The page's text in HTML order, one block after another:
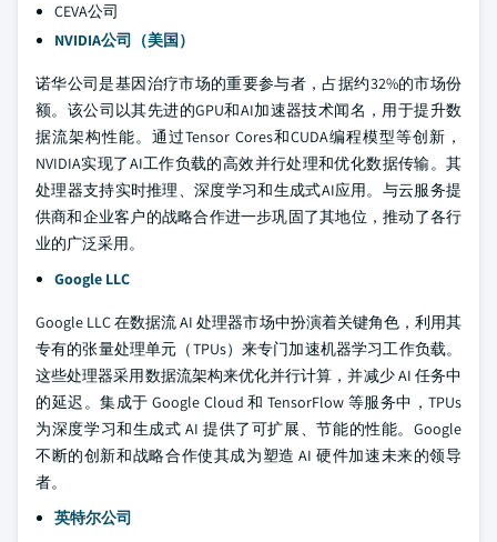
CEVA公司
NVIDIA公司（美国）
诺华公司是基因治疗市场的重要参与者，占据约32%的市场份
额。该公司以其先进的GPU和AI加速器技术闻名，用于提升数
据流架构性能。通过Tensor Cores和CUDA编程模型等创新，
NVIDIA实现了AI工作负载的高效并行处理和优化数据传输。其
处理器支持实时推理、深度学习和生成式AI应用。与云服务提
供商和企业客户的战略合作进一步巩固了其地位，推动了各行
业的广泛采用。
Google LLC
Google LLC 在数据流 AI 处理器市场中扮演着关键角色，利用其
专有的张量处理单元（TPUs）来专门加速机器学习工作负载。
这些处理器采用数据流架构来优化并行计算，并减少 AI 任务中
的延迟。集成于 Google Cloud 和 TensorFlow 等服务中，TPUs
为深度学习和生成式 AI 提供了可扩展、节能的性能。Google
不断的创新和战略合作使其成为塑造 AI 硬件加速未来的领导
者。
英特尔公司